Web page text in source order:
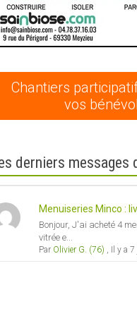
Chantiers
vos
derniers messages
Menuiseries Minco :
Bonjour, J'ai acheté 4
vitrée e...
Par Olivier G. (76) Il y a